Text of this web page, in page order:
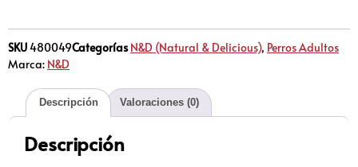
SKU480049Categorías N&D (Natural & Delicious), Perros Adultos
Marca: N&D
Descripción Valoraciones (0)
Descripción